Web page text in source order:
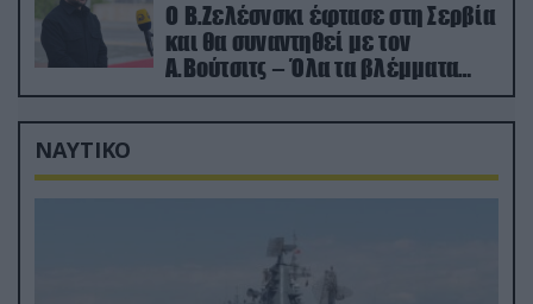
Ο Β.Ζελέσνσκι έφτασε στη Σερβία
και θα συναντηθεί με τον
Α.Βούτσιτς – Όλα τα βλέμματα
στις σχέσεις με τη Ρωσία
ΝΑΥΤΙΚΟ